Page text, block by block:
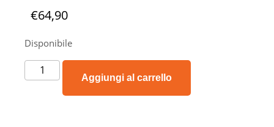
€64,90
Disponibile
Aggiungi al carrello